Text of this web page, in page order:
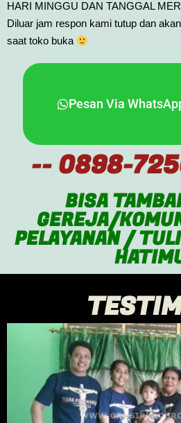
HARI MINGGU DAN TANGGAL
Diluar jam respon kami tutup dan
saat toko buka
Pesan Via
-- 0898-
BISA
GEREJA/
PELAYANAN /